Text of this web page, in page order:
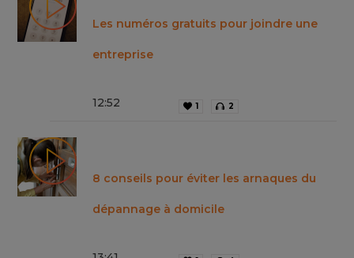
Les numéros gratuits pour joindre une
entreprise
12:52 1 2
8 conseils pour éviter les arnaques du
dépannage à domicile